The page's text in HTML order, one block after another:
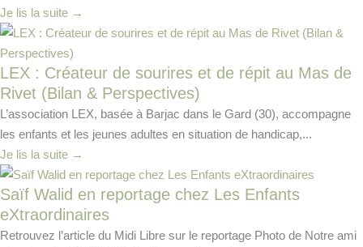
Je lis la suite →
LEX : Créateur de sourires et de répit au Mas de
Rivet (Bilan & Perspectives)
L’association LEX, basée à Barjac dans le Gard (30), accompagne
les enfants et les jeunes adultes en situation de handicap,...
Je lis la suite →
Saïf Walid en reportage chez Les Enfants
eXtraordinaires
Retrouvez l’article du Midi Libre sur le reportage Photo de Notre ami